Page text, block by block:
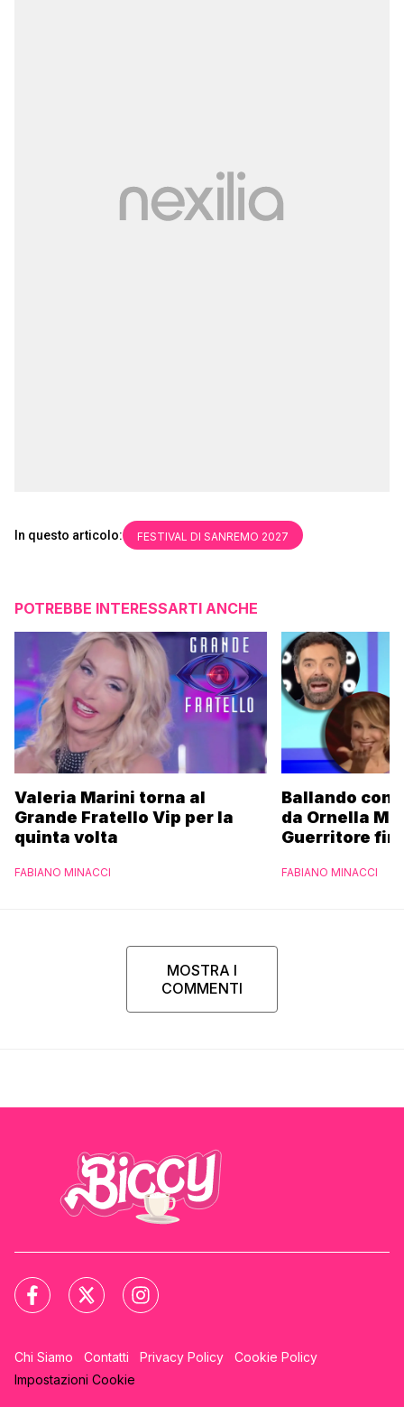
In questo articolo: FESTIVAL DI SANREMO 2027
POTREBBE INTERESSARTI ANCHE
Valeria Marini torna al
Grande Fratello Vip per la
quinta volta
FABIANO MINACCI
Ballando con
da Ornella
Guerritore
l’esclusiva di
FABIANO MINACCI
MOSTRA I
COMMENTI
Chi Siamo Contatti Privacy Policy
Cookie Policy
Impostazioni Cookie